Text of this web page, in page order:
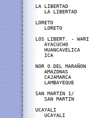
LA LIBERTAD
LA LIBERTAD
LORETO
LORETO
LOS LIBERT. -
AYACUCHO
HUANCAVELICA
ICA
NOR O.DEL
AMAZONAS
CAJAMARCA
LAMBAYEQUE
SAN MARTIN
SAN MARTIN
UCAYALI
UCAYALI